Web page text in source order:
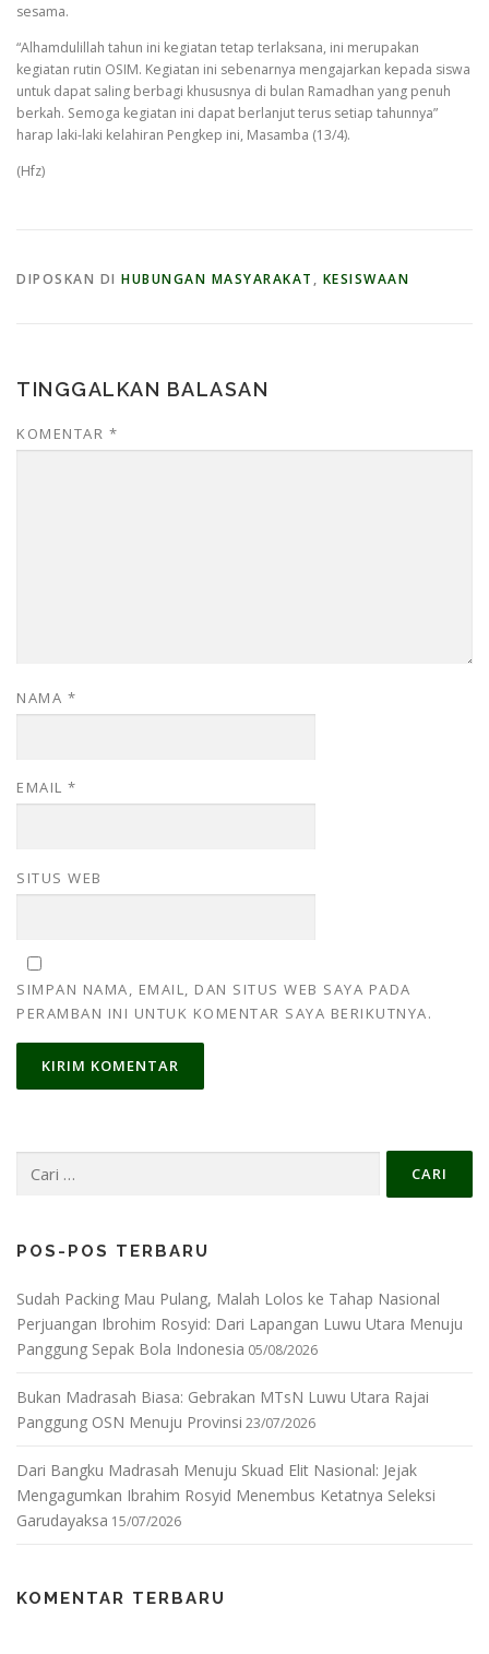
sesama.
“Alhamdulillah tahun ini kegiatan tetap terlaksana, ini merupakan
kegiatan rutin OSIM. Kegiatan ini sebenarnya mengajarkan kepada siswa
untuk dapat saling berbagi khususnya di bulan Ramadhan yang penuh
berkah. Semoga kegiatan ini dapat berlanjut terus setiap tahunnya”
harap laki-laki kelahiran Pengkep ini, Masamba (13/4).
(Hfz)
DIPOSKAN DI HUBUNGAN MASYARAKAT , KESISWAAN
TINGGALKAN BALASAN
KOMENTAR *
NAMA *
EMAIL *
SITUS WEB
SIMPAN NAMA, EMAIL, DAN SITUS WEB SAYA PADA
PERAMBAN INI UNTUK KOMENTAR SAYA BERIKUTNYA.
untuk:
POS-POS TERBARU
Sudah Packing Mau Pulang, Malah Lolos ke Tahap Nasional
Perjuangan Ibrohim Rosyid: Dari Lapangan Luwu Utara Menuju
Panggung Sepak Bola Indonesia 05/08/2026
Bukan Madrasah Biasa: Gebrakan MTsN Luwu Utara Rajai
Panggung OSN Menuju Provinsi 23/07/2026
Dari Bangku Madrasah Menuju Skuad Elit Nasional: Jejak
Mengagumkan Ibrahim Rosyid Menembus Ketatnya Seleksi
Garudayaksa 15/07/2026
KOMENTAR TERBARU